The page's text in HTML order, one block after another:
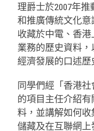
理爵士於2007年
和推廣傳統文化
收藏於中電、香
業務的歷史資料
經濟發展的口述歷
同學們經「香港
的項目主任介紹
料，並講解如何收
儲藏及在互聯網